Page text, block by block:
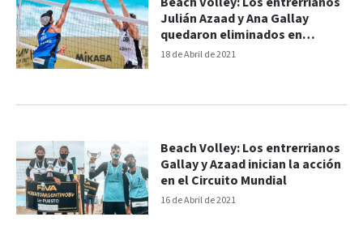
18 de Abril de 2021
Julián Azaad y Ana Gallay
quedaron eliminados en
Cancún
16 de Abril de 2021
Beach Volley: Los entrerrianos
Gallay y Azaad inician la acción
en el Circuito Mundial